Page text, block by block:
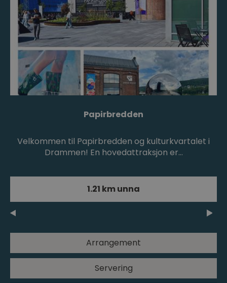
Papirbredden
Velkommen til Papirbredden og kulturkvartalet i
Drammen! En hovedattraksjon er…
1.21 km unna
Arrangement
Servering